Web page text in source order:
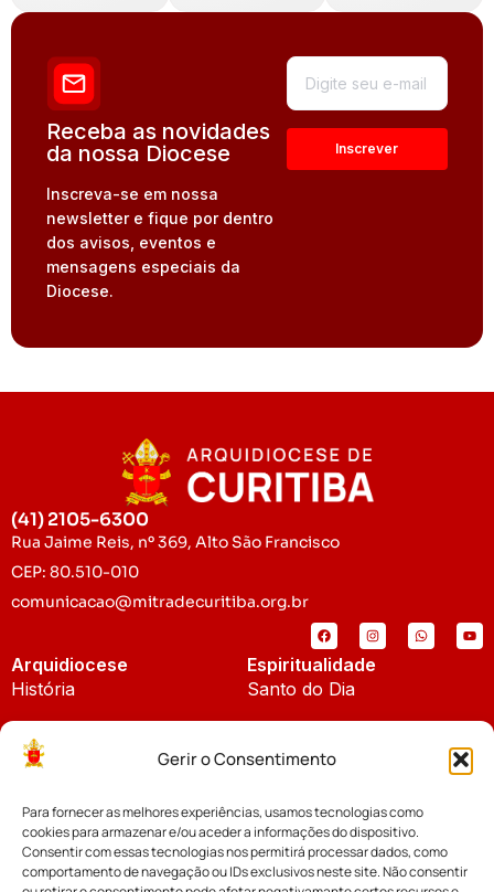
Gerir o Consentimento
Para fornecer as melhores experiências, usamos tecnologias como
cookies para armazenar e/ou aceder a informações do dispositivo.
Consentir com essas tecnologias nos permitirá processar dados, como
comportamento de navegação ou IDs exclusivos neste site. Não consentir
Receba as novidades
da nossa Diocese
Inscreva-se em nossa
newsletter e fique por dentro
dos avisos, eventos e
mensagens especiais da
Diocese.
(41) 2105-6300
Rua Jaime Reis, nº 369, Alto São Francisco
CEP: 80.510-010
comunicacao@mitradecuritiba.org.br
Arquidiocese
História
Padroeira
Espiritualidade
Santo do Dia
Notícias
Notícias da Arquidiocese
Cúria Diocesana
Fundo Diocesano